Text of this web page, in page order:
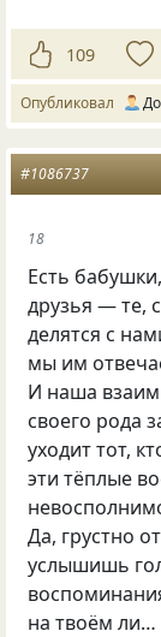
109
Опубликовал
#1086737
18
Есть
друзья — те,
делятся с
мы им
И наша
своего рода
уходит тот,
эти тёплые
Да, грустно
услышишь
на твоём ли…